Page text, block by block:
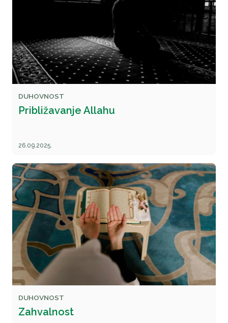
DUHOVNOST
Približavanje Allahu
26.09.2025.
DUHOVNOST
Zahvalnost